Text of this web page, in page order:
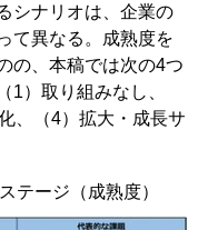
シナリオは、企業の
て異なる。成熟度を
の、本稿では次の4つ
1）取り組みなし、
、（4）拡大・成長サ
テージ（成熟度）